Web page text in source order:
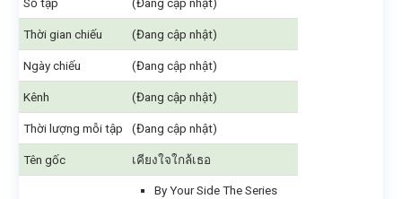
Số tập (Đang cập nhật)
Thời gian chiếu (Đang cập nhật)
Ngày chiếu (Đang cập nhật)
Kênh (Đang cập nhật)
Thời lượng mỗi tập (Đang cập nhật)
Tên gốc เคียงใจใกล้เธอ
By Your Side The Series